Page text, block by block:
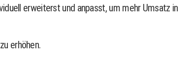
erweiterst und anpasst, um mehr Umsatz in
erhöhen.